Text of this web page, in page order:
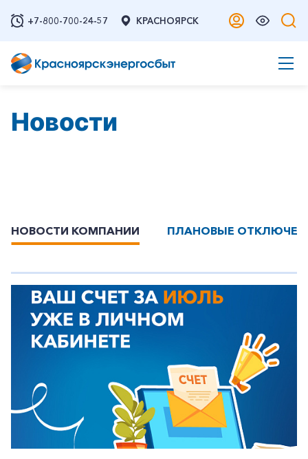
+7-800-700-24-57 КРАСНОЯРСК
Новости
НОВОСТИ КОМПАНИИ ПЛАНОВЫЕ